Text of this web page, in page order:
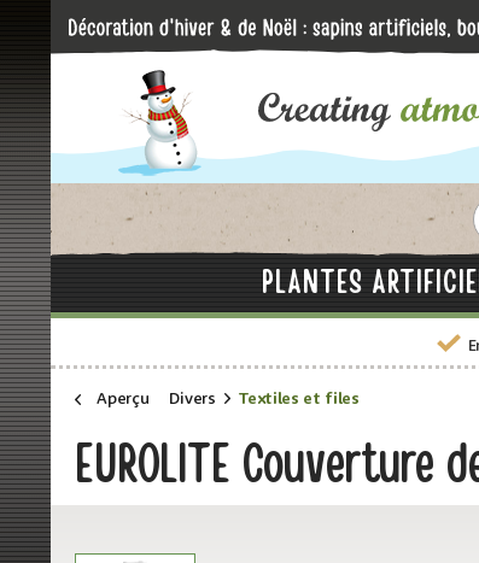
PLANTES
Aperçu Divers Textiles et files
EUROLITE